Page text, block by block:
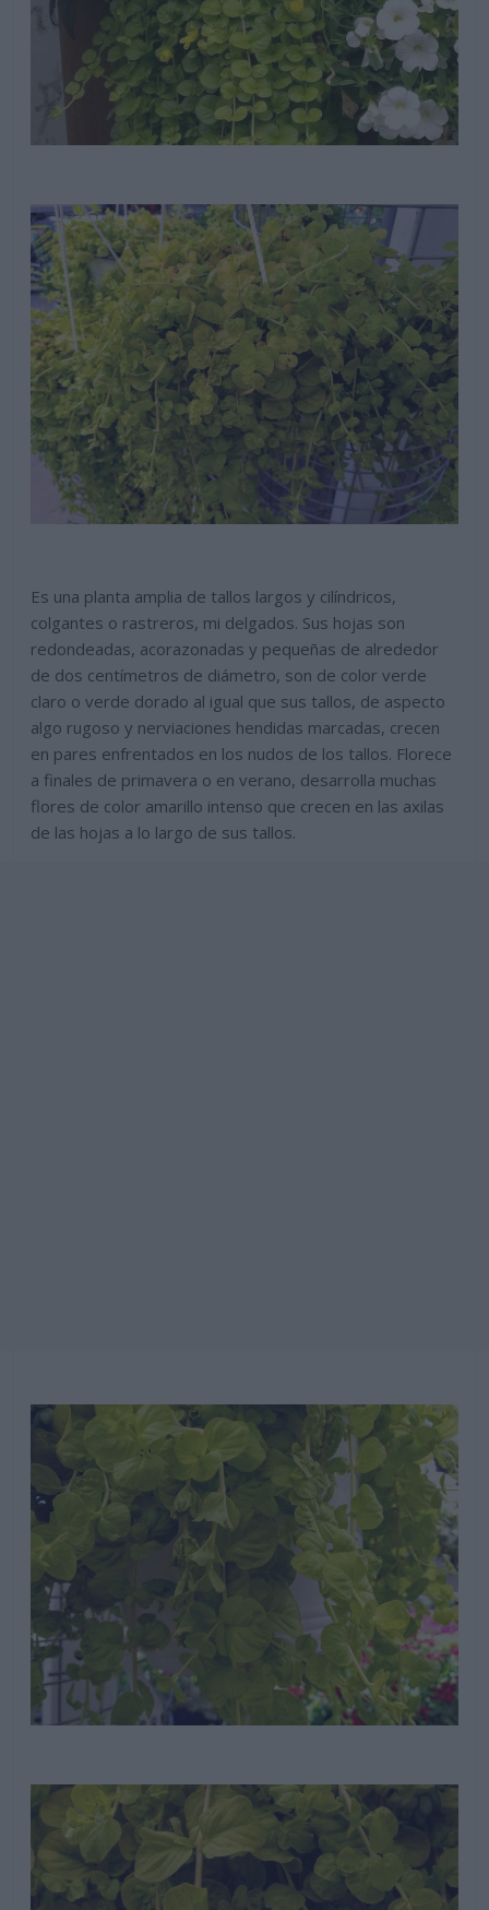
Es una planta amplia de tallos largos y cilíndricos,
colgantes o rastreros, mi delgados. Sus hojas son
redondeadas, acorazonadas y pequeñas de alrededor
de dos centímetros de diámetro, son de color verde
claro o verde dorado al igual que sus tallos, de aspecto
algo rugoso y nerviaciones hendidas marcadas, crecen
en pares enfrentados en los nudos de los tallos. Florece
a finales de primavera o en verano, desarrolla muchas
flores de color amarillo intenso que crecen en las axilas
de las hojas a lo largo de sus tallos.